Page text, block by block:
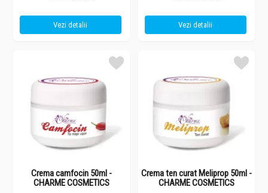
Vezi detalii Vezi detalii
Crema camfocin 50ml -
CHARME COSMETICS
Crema ten curat Meliprop 50ml -
CHARME COSMETICS